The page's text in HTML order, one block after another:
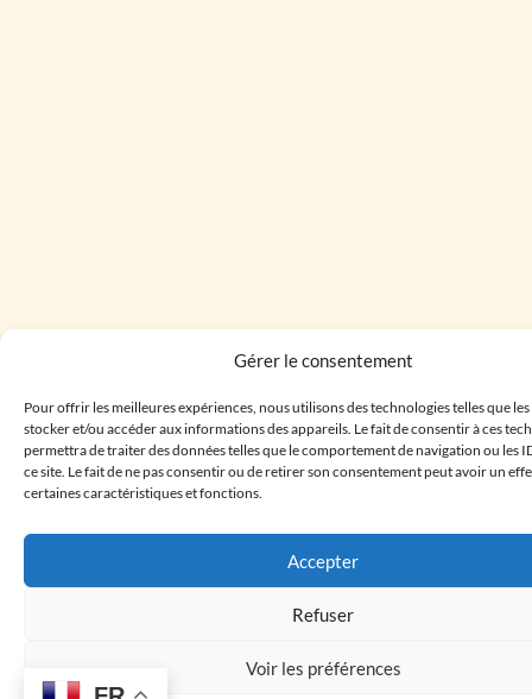
Gérer le consentement
Pour offrir les meilleures expériences, nous utilisons des technologies telles que
stocker et/ou accéder aux informations des appareils. Le fait de consentir à ces
permettra de traiter des données telles que le comportement de navigation ou les
ce site. Le fait de ne pas consentir ou de retirer son consentement peut avoir un
certaines caractéristiques et fonctions.
Accepter
Refuser
Voir les préférences